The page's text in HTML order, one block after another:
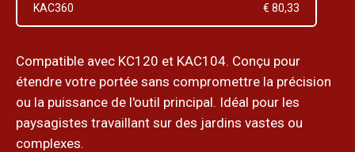
KAC360 € 80,33
Compatible avec KC120 et KAC104. Conçu pour
étendre votre portée sans compromettre la précision
ou la puissance de l'outil principal. Idéal pour les
paysagistes travaillant sur des jardins vastes ou
complexes.